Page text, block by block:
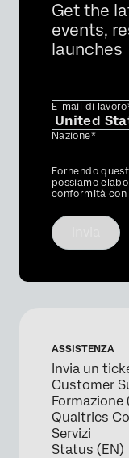
Get the
events,
launches
E-mail di
Nazione*
Privacy
Optin
Fornendo
possiamo
conformità con
ASSISTENZA
Invia un
Customer
Formazione
Qualtrics
Servizi
Status (EN)